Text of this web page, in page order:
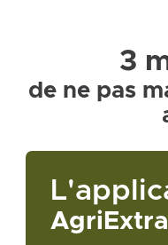
3
de ne pas
AgriExtra